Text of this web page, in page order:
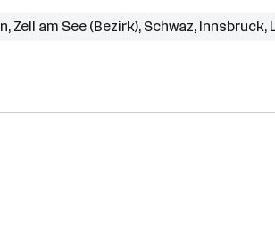
, Zell am See (Bezirk), Schwaz, Innsbruck,